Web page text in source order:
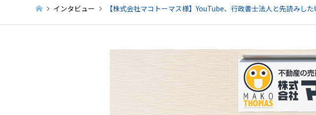
インタビュー 【株式会社マコトーマス様】YouTube、行政書士法人と先読みし